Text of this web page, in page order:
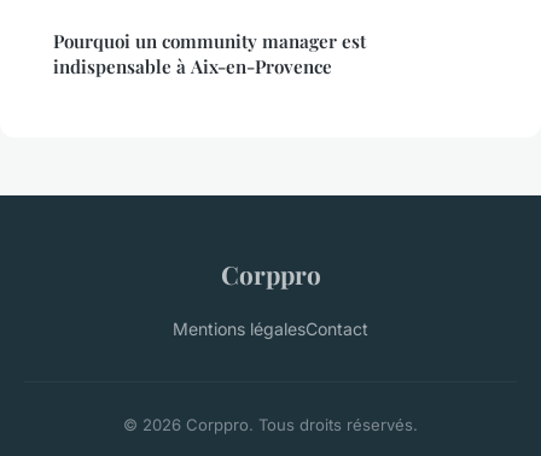
Pourquoi un community manager est
indispensable à Aix-en-Provence
Corppro
Mentions légalesContact
© 2026 Corppro. Tous droits réservés.